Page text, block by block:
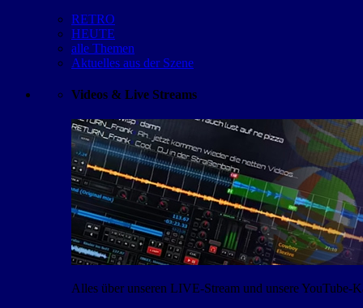
RETRO
HEUTE
alle Themen
Aktuelles aus der Szene
Videos & Live Streams
Alles über unseren LIVE-Stream und unsere YouTube-